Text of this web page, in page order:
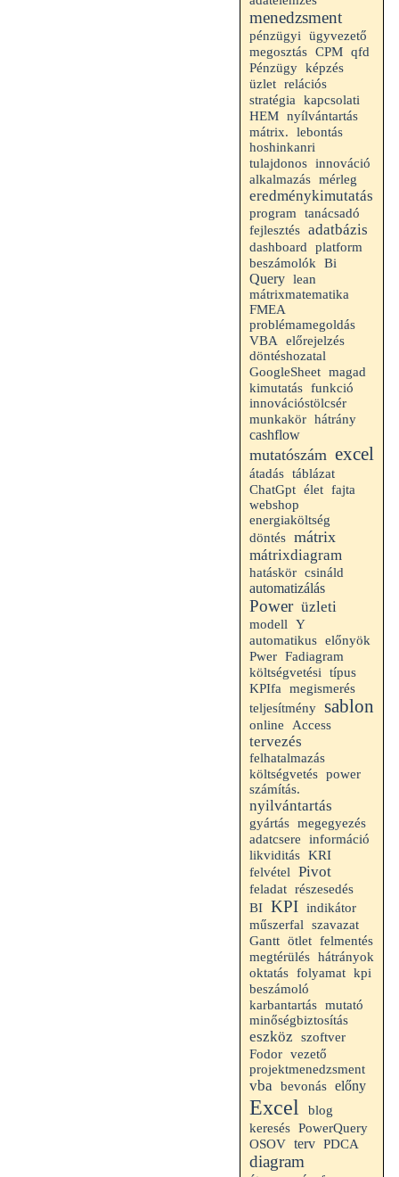
menedzsment
pénzügyi
ügyvezető
megosztás CPM qfd
Pénzügy képzés
üzlet relációs
stratégia
kapcsolati
HEM nyílvántartás
mátrix.
lebontás
hoshinkanri
tulajdonos innováció
alkalmazás mérleg
eredménykimutatás
program tanácsadó
fejlesztés adatbázis
dashboard
platform
beszámolók
Bi
Query lean
mátrixmatematika
FMEA
problémamegoldás
VBA
előrejelzés
döntéshozatal
GoogleSheet magad
kimutatás funkció
innovációstölcsér
munkakör hátrány
cashflow
mutatószám excel
átadás táblázat
ChatGpt élet fajta
webshop
energiaköltség
döntés mátrix
mátrixdiagram
hatáskör csináld
automatizálás
Power üzleti
modell
Y
automatikus előnyök
Pwer Fadiagram
költségvetési
típus
KPIfa
megismerés
teljesítmény sablon
online Access
tervezés
felhatalmazás
költségvetés power
számítás.
nyilvántartás
gyártás megegyezés
adatcsere
információ
likviditás KRI
felvétel Pivot
feladat részesedés
BI KPI indikátor
műszerfal szavazat
Gantt ötlet felmentés
megtérülés hátrányok
oktatás folyamat kpi
beszámoló
karbantartás mutató
minőségbiztosítás
eszköz
szoftver
Fodor vezető
projektmenedzsment
vba bevonás előny
Excel
blog
keresés PowerQuery
OSOV terv PDCA
diagram